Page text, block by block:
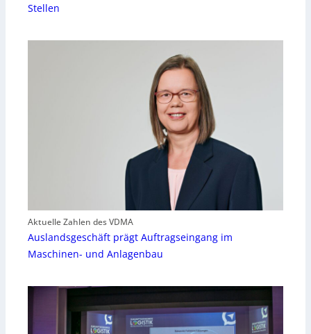
Stellen
Aktuelle Zahlen des VDMA
Auslandsgeschäft prägt Auftragseingang im
Maschinen- und Anlagenbau